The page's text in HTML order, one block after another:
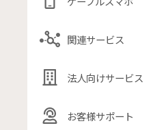
関連サービス
法人向けサービス
お客様サポート